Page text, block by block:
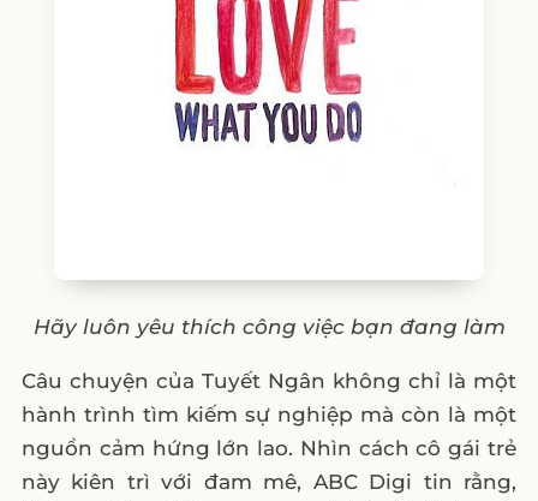
Hãy luôn yêu thích công việc bạn đang làm
Câu chuyện của Tuyết Ngân không chỉ là một
hành trình tìm kiếm sự nghiệp mà còn là một
nguồn cảm hứng lớn lao. Nhìn cách cô gái trẻ
này kiên trì với đam mê, ABC Digi tin rằng,